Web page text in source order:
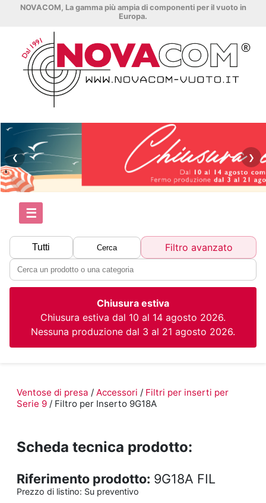
NOVACOM, La gamma più ampia di componenti per il vuoto in
Europa.
❮ ❯
☰
Tutti Cerca Filtro avanzato
Chiusura estiva
Chiusura estiva dal 10 al 14 agosto 2026.
Nessuna produzione dal 3 al 21 agosto 2026.
Ventose di presa / Accessori / Filtri per inserti per
Serie 9 / Filtro per Inserto 9G18A
Scheda tecnica prodotto:
Riferimento prodotto: 9G18A FIL
Prezzo di listino: Su preventivo